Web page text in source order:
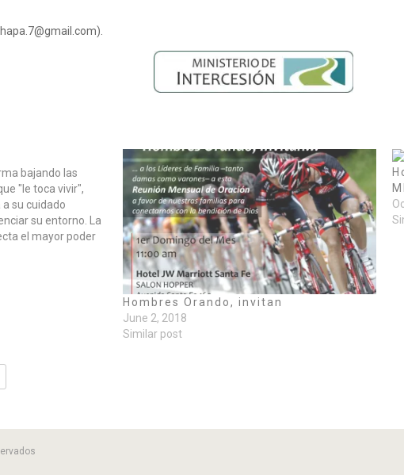
bajando las
"le toca vivir",
su cuidado
su entorno. La
el mayor poder
de…
Hombres Orando, invitan
June 2, 2018
Similar post